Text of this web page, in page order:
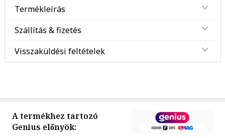
Termékleírás
Szállítás & fizetés
Visszaküldési feltételek
A termékhez tartozó
Genius előnyök: